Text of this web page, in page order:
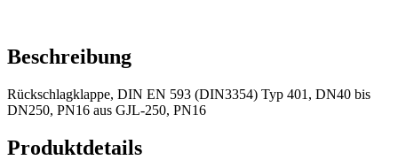
Beschreibung
Rückschlagklappe, DIN EN 593 (DIN3354) Typ 401, DN40 bis
DN250, PN16 aus GJL-250, PN16
Produktdetails